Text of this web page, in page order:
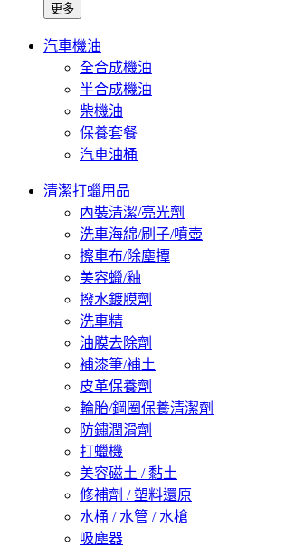
更多
汽車機油
全合成機油
半合成機油
柴機油
保養套餐
汽車油桶
清潔打蠟用品
內裝清潔/亮光劑
洗車海綿/刷子/噴壺
擦車布/除塵撢
美容蠟/釉
撥水鍍膜劑
洗車精
油膜去除劑
補漆筆/補土
皮革保養劑
輪胎/鋼圈保養清潔劑
防鏽潤滑劑
打蠟機
美容磁土 / 黏土
修補劑 / 塑料還原
水桶 / 水管 / 水槍
吸塵器